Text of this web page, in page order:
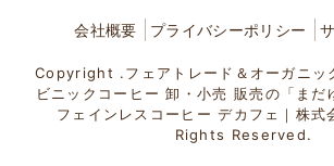
会社概要 プライバシーポリシー
Copyright .フェアトレード＆オーガニッ
ビニックコーヒー 卸・小売 販売の「まだ
フェインレスコーヒー デカフェ｜株式
Rights Reserved.